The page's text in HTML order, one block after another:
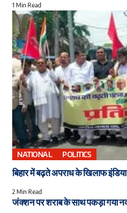
1 Min Read
NATIONAL POLITICS
बिहार में बढ़ते अपराध के खिलाफ
2 Min Read
जंक्शन पर शराब के साथ पकड़ा गया